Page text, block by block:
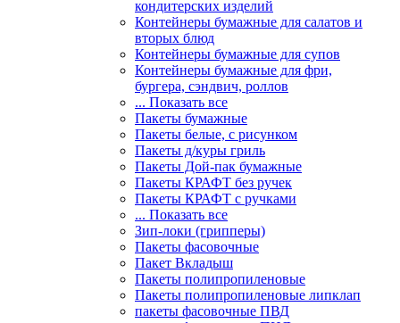
кондитерских изделий
Контейнеры бумажные для салатов и
вторых блюд
Контейнеры бумажные для супов
Контейнеры бумажные для фри,
бургера, сэндвич, роллов
... Показать все
Пакеты бумажные
Пакеты белые, с рисунком
Пакеты д/куры гриль
Пакеты Дой-пак бумажные
Пакеты КРАФТ без ручек
Пакеты КРАФТ с ручками
... Показать все
Зип-локи (грипперы)
Пакеты фасовочные
Пакет Вкладыш
Пакеты полипропиленовые
Пакеты полипропиленовые липклап
пакеты фасовочные ПВД